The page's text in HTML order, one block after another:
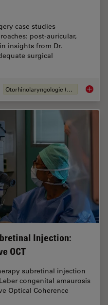
case studies
post-auricular,
insights from Dr.
surgical
Otorhinolaryngologie (ORL)
Injection:
OCT
subretinal injection
congenital amaurosis
Optical Coherence